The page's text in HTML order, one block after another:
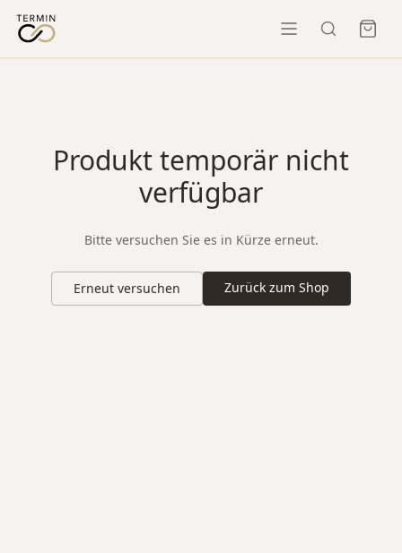
Produkt temporär nicht
verfügbar
Bitte versuchen Sie es in Kürze erneut.
Erneut versuchen Zurück zum Shop